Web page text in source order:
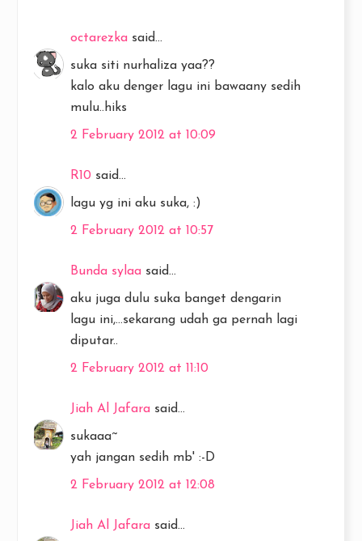
octarezka said...
suka siti nurhaliza yaa??
kalo aku denger lagu ini bawaany sedih
mulu..hiks
2 February 2012 at 10:09
R10 said...
lagu yg ini aku suka, :)
2 February 2012 at 10:57
Bunda sylaa said...
aku juga dulu suka banget dengarin
lagu ini,...sekarang udah ga pernah lagi
diputar..
2 February 2012 at 11:10
Jiah Al Jafara said...
sukaaa~
yah jangan sedih mb' :-D
2 February 2012 at 12:08
Jiah Al Jafara said...